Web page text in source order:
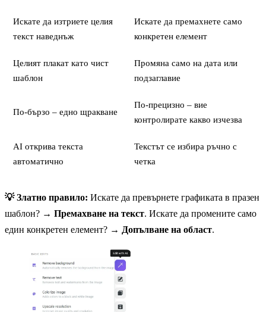
Искате да изтриете целия
текст наведнъж
Искате да премахнете само
конкретен елемент
Целият плакат като чист
шаблон
Промяна само на дата или
подзаглавие
По-бързо – едно щракване
По-прецизно – вие
контролирате какво изчезва
AI открива текста
автоматично
Текстът се избира ръчно с
четка
💡 Златно правило: Искате да превърнете графиката в празен
шаблон? → Премахване на текст. Искате да промените само
един конкретен елемент? → Допълване на област.